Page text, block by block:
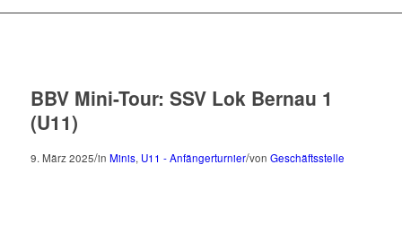
BBV Mini-Tour: SSV Lok Bernau 1
(U11)
9. März 2025/in Minis, U11 - Anfängerturnier/von Geschäftsstelle